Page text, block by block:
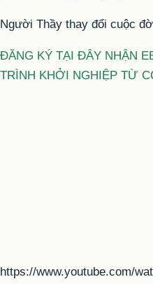
Người Thầy thay đổi cuộc
ĐĂNG KÝ TẠI ĐÂY NHẬN
TRÌNH KHỞI NGHIỆP TỪ
https://www.youtube.com/